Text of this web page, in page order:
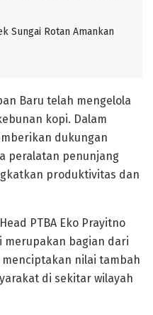
Sungai Rotan Amankan
Baru telah mengelola
kopi. Dalam
dukungan
peralatan penunjang
produktivitas dan
PTBA Eko Prayitno
merupakan bagian dari
nilai tambah
di sekitar wilayah